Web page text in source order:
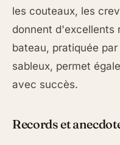
les couteaux, les
donnent d'excellents
bateau, pratiquée
sableux, permet
avec succès.
Records et